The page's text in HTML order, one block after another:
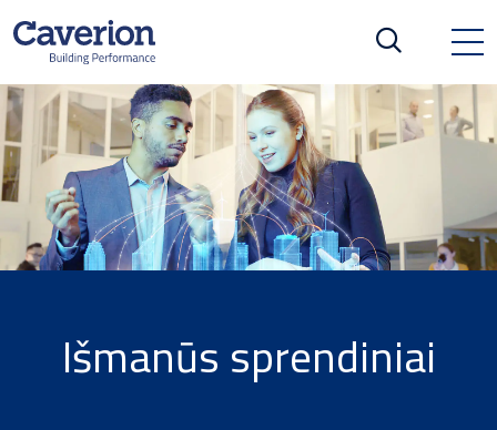
Išmanūs sprendiniai